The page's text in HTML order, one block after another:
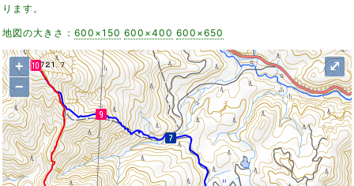
ります。
地図の大きさ： 600×150 600×400 600×650
+
−
⤢